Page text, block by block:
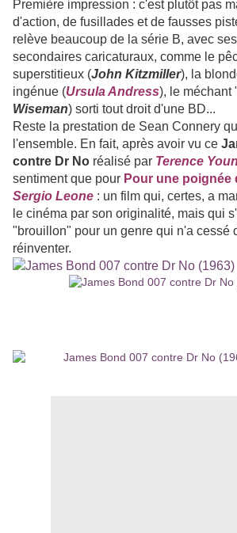
Première impression : c'est plutôt pas
d'action, de fusillades et de fausses
relève beaucoup de la série B, avec
secondaires caricaturaux, comme le
superstitieux (John Kitzmiller), la
ingénue (Ursula Andress), le méchant
Wiseman) sorti tout droit d'une BD...
Reste la prestation de Sean Connery
l'ensemble. En fait, après avoir vu ce
contre Dr No réalisé par Terence
sentiment que pour Pour une poignée
Sergio Leone : un film qui, certes, a
le cinéma par son originalité, mais qui
"brouillon" pour un genre qui n'a cessé
réinventer.